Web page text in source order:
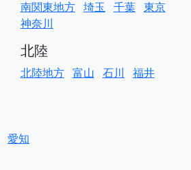
南関東地方 埼玉 千葉 東京
神奈川
北陸
北陸地方 富山 石川 福井
愛知